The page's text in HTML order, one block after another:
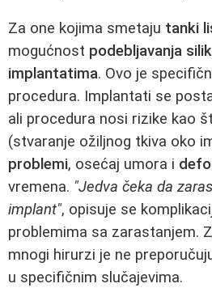
Za one kojima smetaju tanki
mogućnost podebljavanja
implantatima. Ovo je
procedura. Implantati se
ali procedura nosi rizike kao
(stvaranje ožiljnog tkiva oko
problemi, osećaj umora i
vremena. "Jedva čeka da
implant", opisuje se
problemima sa zarastanjem.
mnogi hirurzi je ne
u specifičnim slučajevima.